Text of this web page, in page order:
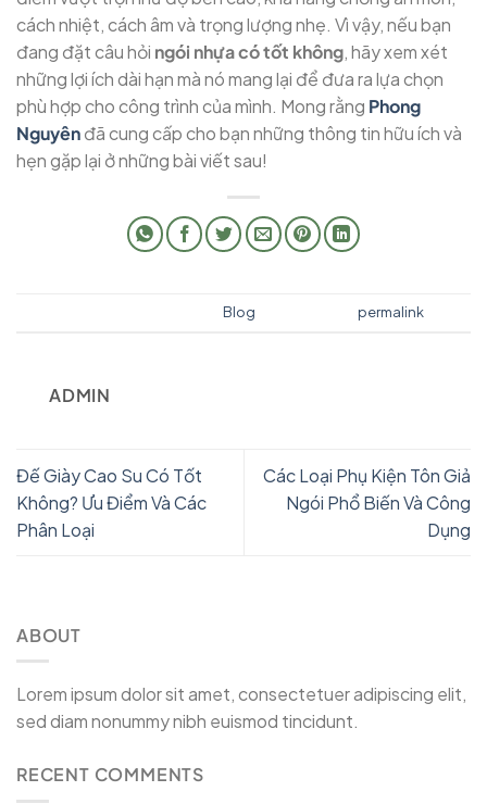
cách nhiệt, cách âm và trọng lượng nhẹ. Vì vậy, nếu bạn
đang đặt câu hỏi ngói nhựa có tốt không, hãy xem xét
những lợi ích dài hạn mà nó mang lại để đưa ra lựa chọn
phù hợp cho công trình của mình. Mong rằng Phong
Nguyênđã cung cấp cho bạn những thông tin hữu ích và
hẹn gặp lại ở những bài viết sau!
Blog permalink
ADMIN
Đế Giày Cao Su Có Tốt
Không? Ưu Điểm Và Các
Phân Loại
Các Loại Phụ Kiện Tôn Giả
Ngói Phổ Biến Và Công
Dụng
ABOUT
Lorem ipsum dolor sit amet, consectetuer adipiscing elit,
sed diam nonummy nibh euismod tincidunt.
RECENT COMMENTS